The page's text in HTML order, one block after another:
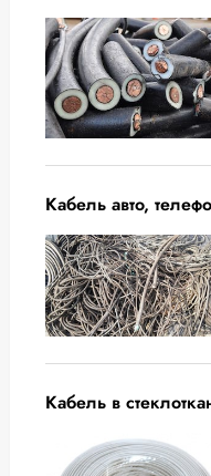
Кабель авто,
Кабель в